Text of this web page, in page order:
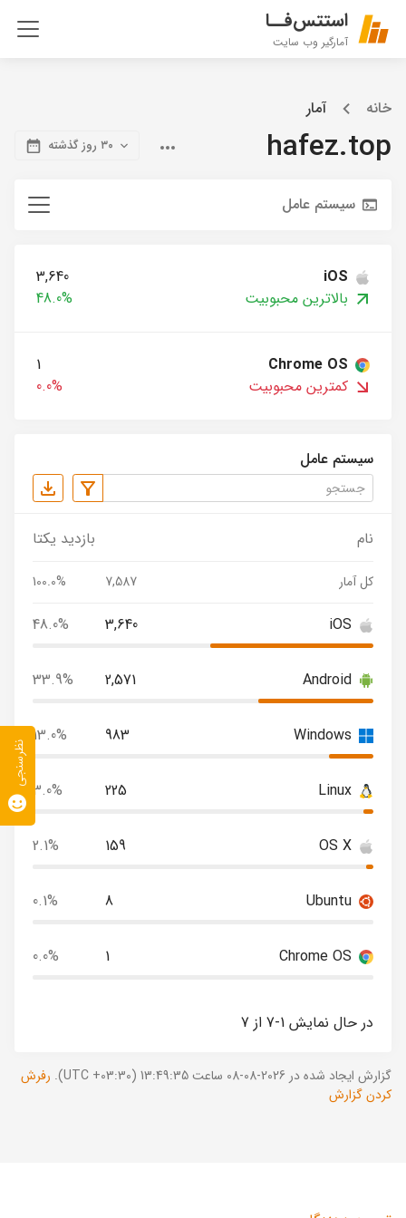
استتس‌فــا
آمارگیر وب سایت
خانه آمار
hafez.top ۳۰ روز گذشته
سیستم عامل
iOS
3,640
بالاترین محبوبیت
48.0%
Chrome OS
1
کمترین محبوبیت
0.0%
سیستم عامل
نام بازدید یکتا
کل آمار 7,587
100.0%
iOS
3,640
48.0%
Android
2,571
33.9%
Windows
983
13.0%
Linux
225
3.0%
OS X
159
2.1%
Ubuntu
8
0.1%
Chrome OS
1
0.0%
در حال نمایش 1-7 از 7
گزارش ایجاد شده در 2026-08-08 ساعت 13:49:35 (UTC +03:30).
رفرش
کردن گزارش
نظرسنجی